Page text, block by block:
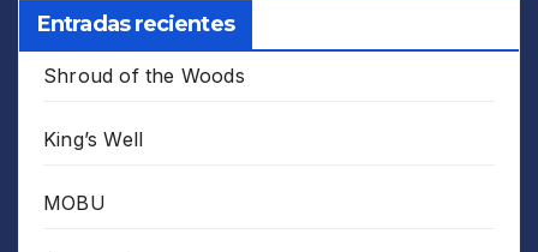
Entradas recientes
Shroud of the Woods
King’s Well
MOBU